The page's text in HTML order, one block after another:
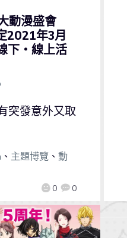
動漫盛會
2021年3月
下・線上活
0 0
突發意外又取
、 主題博覽、 動